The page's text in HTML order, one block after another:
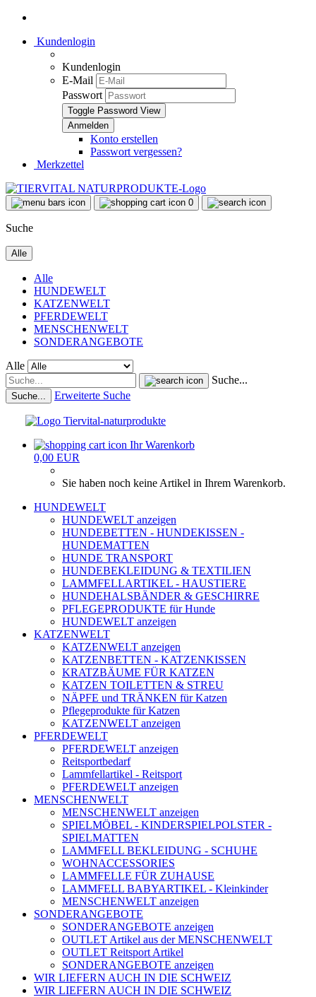
Kundenlogin
Kundenlogin
E-Mail
Passwort
Toggle Password View
Konto erstellen
Passwort vergessen?
Merkzettel
0
Suche
Alle
Alle
HUNDEWELT
KATZENWELT
PFERDEWELT
MENSCHENWELT
SONDERANGEBOTE
Alle
Suche...
Suche... Erweiterte Suche
Ihr Warenkorb
0,00 EUR
Sie haben noch keine Artikel in Ihrem Warenkorb.
HUNDEWELT
HUNDEWELT anzeigen
HUNDEBETTEN - HUNDEKISSEN -
HUNDEMATTEN
HUNDE TRANSPORT
HUNDEBEKLEIDUNG & TEXTILIEN
LAMMFELLARTIKEL - HAUSTIERE
HUNDEHALSBÄNDER & GESCHIRRE
PFLEGEPRODUKTE für Hunde
HUNDEWELT anzeigen
KATZENWELT
KATZENWELT anzeigen
KATZENBETTEN - KATZENKISSEN
KRATZBÄUME FÜR KATZEN
KATZEN TOILETTEN & STREU
NÄPFE und TRÄNKEN für Katzen
Pflegeprodukte für Katzen
KATZENWELT anzeigen
PFERDEWELT
PFERDEWELT anzeigen
Reitsportbedarf
Lammfellartikel - Reitsport
PFERDEWELT anzeigen
MENSCHENWELT
MENSCHENWELT anzeigen
SPIELMÖBEL - KINDERSPIELPOLSTER -
SPIELMATTEN
LAMMFELL BEKLEIDUNG - SCHUHE
WOHNACCESSORIES
LAMMFELLE FÜR ZUHAUSE
LAMMFELL BABYARTIKEL - Kleinkinder
MENSCHENWELT anzeigen
SONDERANGEBOTE
SONDERANGEBOTE anzeigen
OUTLET Artikel aus der MENSCHENWELT
OUTLET Reitsport Artikel
SONDERANGEBOTE anzeigen
WIR LIEFERN AUCH IN DIE SCHWEIZ
WIR LIEFERN AUCH IN DIE SCHWEIZ